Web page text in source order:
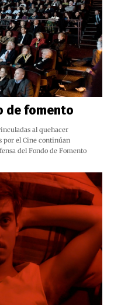
de fomento
al quehacer
por el Cine continúan
del Fondo de Fomento